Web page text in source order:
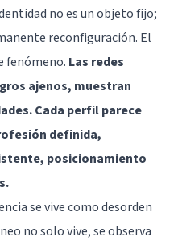
no es un objeto fijo;
reconfiguración. El
fenómeno. Las redes
ajenos, muestran
Cada perfil parece
definida,
posicionamiento
se vive como desorden
no solo vive, se observa